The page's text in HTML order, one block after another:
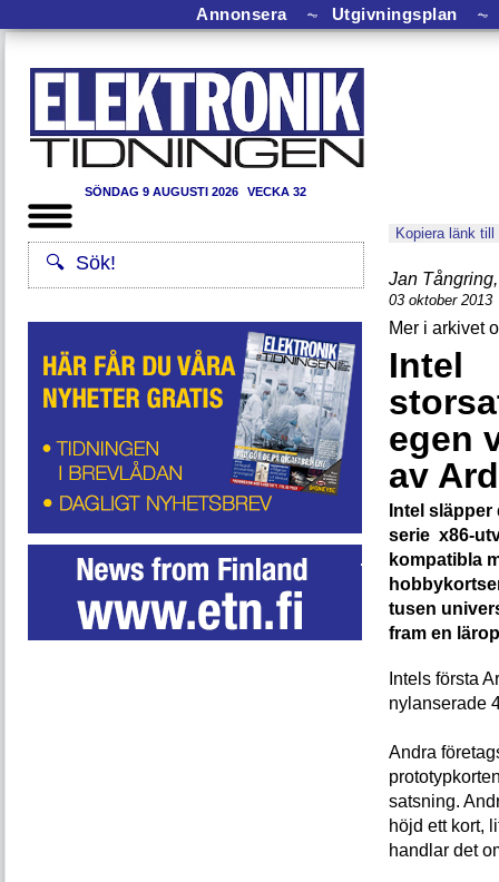
Annonsera ⏦ Utgivningsplan ⏦
SÖNDAG 9 AUGUSTI 2026 VECKA 32
Kopiera länk till
Jan Tångring,
03 oktober 2013
Intel
egen
av
Intel
serie x86-
kompatibla
tusen
fram en
Intels första
nylanserade
Andra
satsning.
höjd ett kort,
handlar det